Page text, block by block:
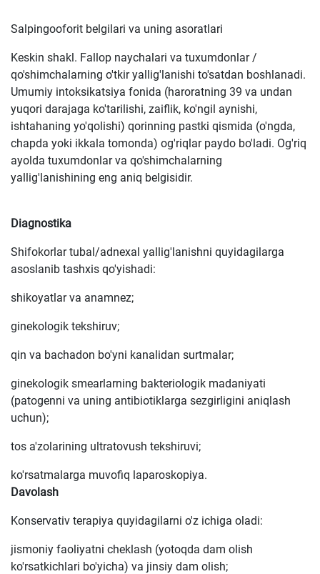
Salpingooforit belgilari va uning asoratlari
Keskin shakl. Fallop naychalari va tuxumdonlar /
qo'shimchalarning o'tkir yallig'lanishi to'satdan boshlanadi.
Umumiy intoksikatsiya fonida (haroratning 39 va undan
yuqori darajaga ko'tarilishi, zaiflik, ko'ngil aynishi,
ishtahaning yo'qolishi) qorinning pastki qismida (o'ngda,
chapda yoki ikkala tomonda) og'riqlar paydo bo'ladi. Og'riq
ayolda tuxumdonlar va qo'shimchalarning
yallig'lanishining eng aniq belgisidir.
Diagnostika
Shifokorlar tubal/adnexal yallig'lanishni quyidagilarga
asoslanib tashxis qo'yishadi:
shikoyatlar va anamnez;
ginekologik tekshiruv;
qin va bachadon bo'yni kanalidan surtmalar;
ginekologik smearlarning bakteriologik madaniyati
(patogenni va uning antibiotiklarga sezgirligini aniqlash
uchun);
tos a'zolarining ultratovush tekshiruvi;
ko'rsatmalarga muvofiq laparoskopiya.
Davolash
Konservativ terapiya quyidagilarni o'z ichiga oladi:
jismoniy faoliyatni cheklash (yotoqda dam olish
ko'rsatkichlari bo'yicha) va jinsiy dam olish;